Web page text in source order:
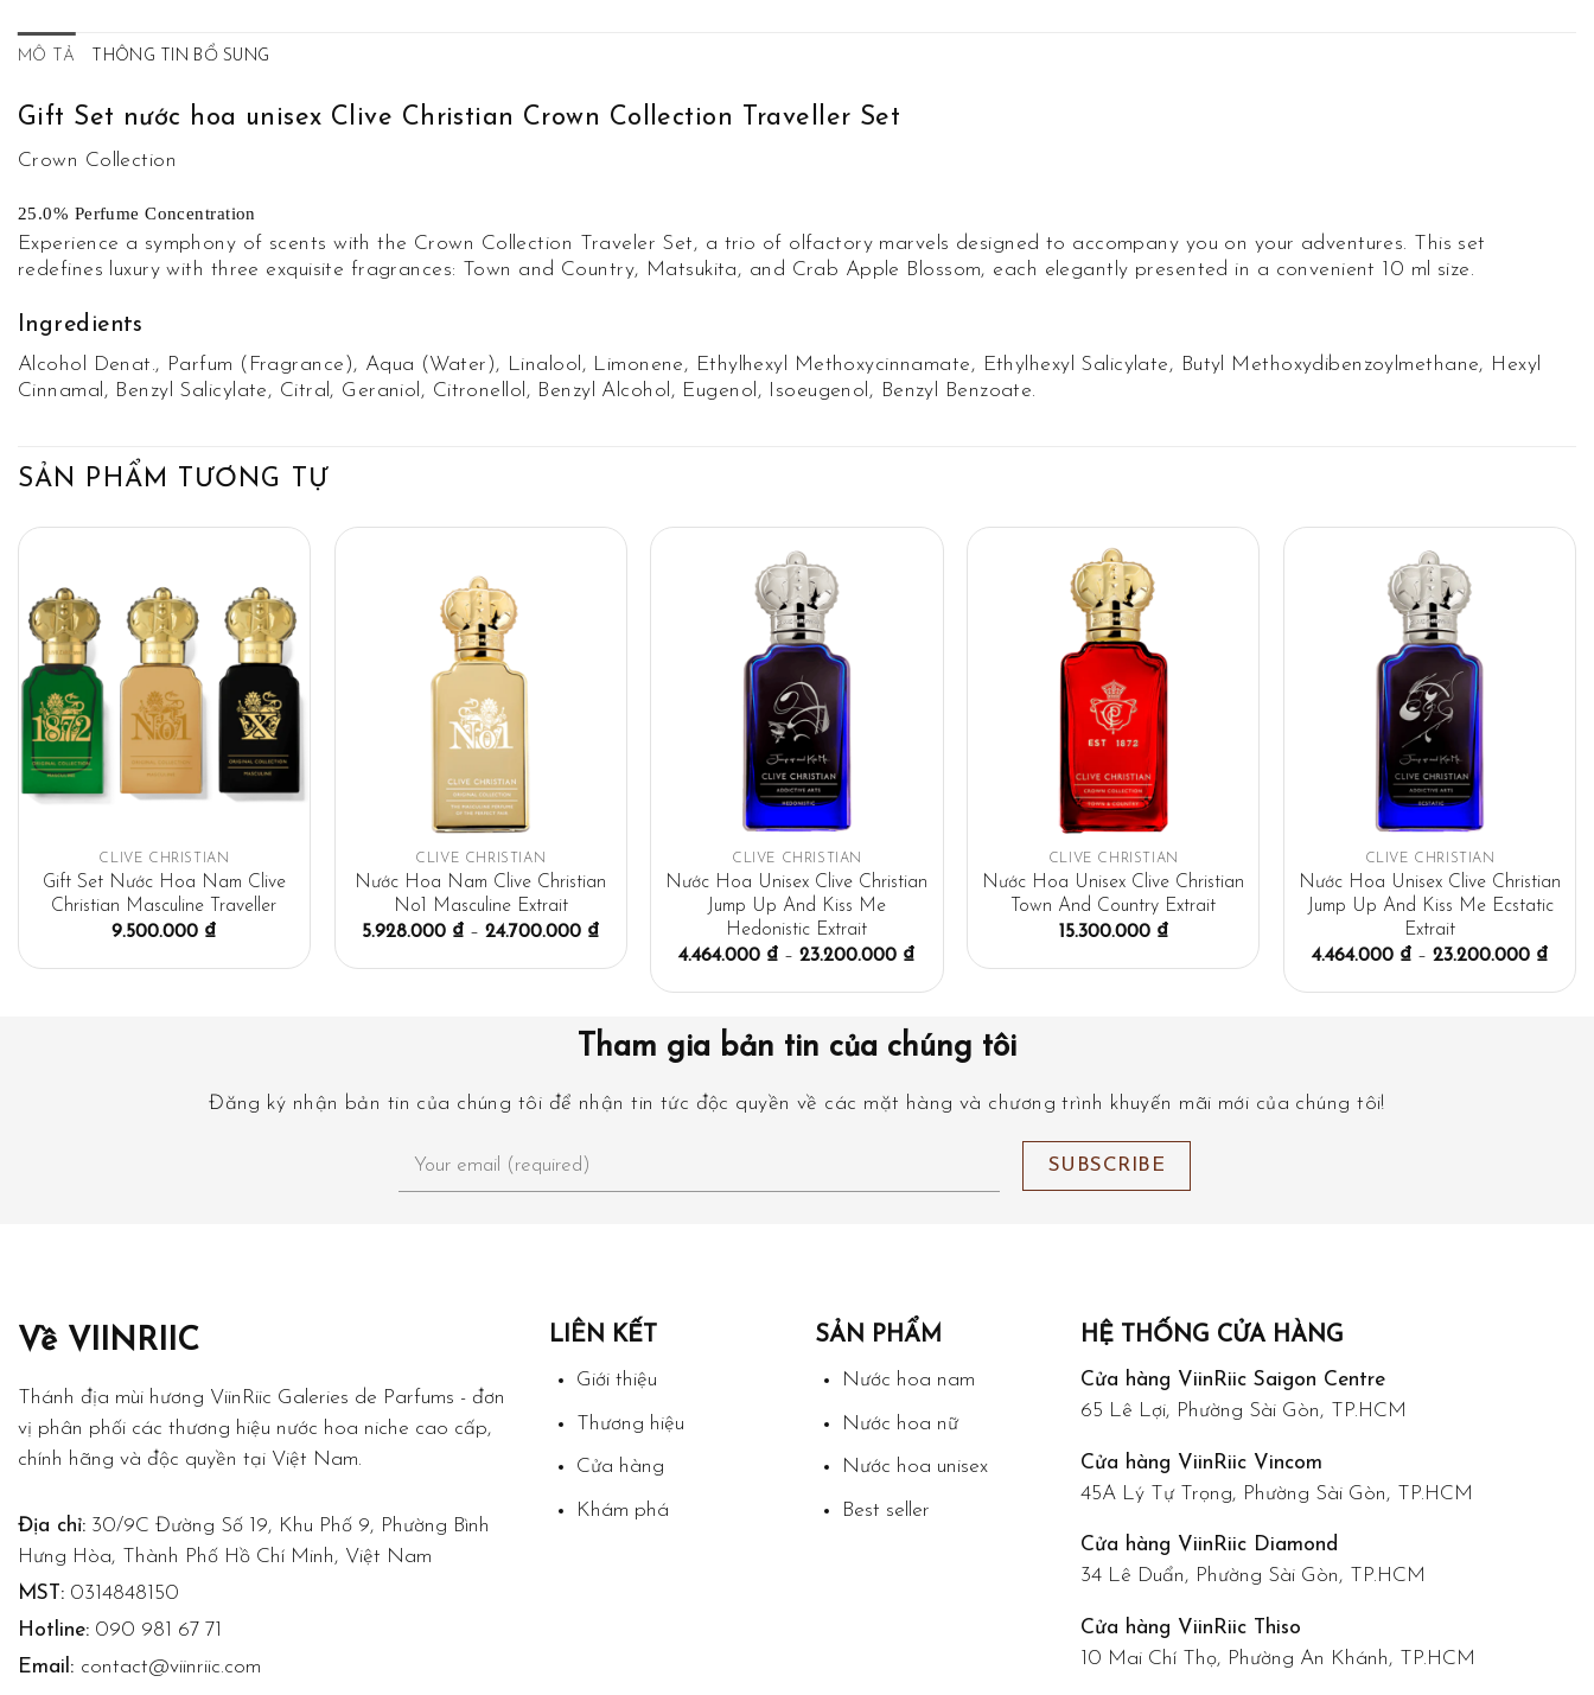
MÔ TẢ THÔNG TIN BỔ SUNG
Gift Set nước hoa unisex Clive Christian Crown Collection Traveller Set
Crown Collection
25.0% Perfume Concentration
Experience a symphony of scents with the Crown Collection Traveler Set, a trio of olfactory marvels designed to accompany you on your adventures. This set
redefines luxury with three exquisite fragrances: Town and Country, Matsukita, and Crab Apple Blossom, each elegantly presented in a convenient 10 ml size.
Ingredients
Alcohol Denat., Parfum (Fragrance), Aqua (Water), Linalool, Limonene, Ethylhexyl Methoxycinnamate, Ethylhexyl Salicylate, Butyl Methoxydibenzoylmethane, Hexyl
Cinnamal, Benzyl Salicylate, Citral, Geraniol, Citronellol, Benzyl Alcohol, Eugenol, Isoeugenol, Benzyl Benzoate.
SẢN PHẨM TƯƠNG TỰ
CLIVE CHRISTIAN
Gift Set Nước Hoa Nam Clive
Christian Masculine Traveller
9.500.000 ₫
CLIVE CHRISTIAN
Nước Hoa Nam Clive Christian
No1 Masculine Extrait
5.928.000 ₫ –24.700.000 ₫
CLIVE CHRISTIAN
Nước Hoa Unisex Clive Christian
Jump Up And Kiss Me
Hedonistic Extrait
4.464.000 ₫ –23.200.000 ₫
CLIVE CHRISTIAN
Nước Hoa Unisex Clive Christian
Town And Country Extrait
15.300.000 ₫
CLIVE CHRISTIAN
Nước Hoa Unisex Clive Christian
Jump Up And Kiss Me Ecstatic
Extrait
4.464.000 ₫ –23.200.000 ₫
Tham gia bản tin của chúng tôi
Đăng ký nhận bản tin của chúng tôi để nhận tin tức độc quyền về các mặt hàng và chương trình khuyến mãi mới của chúng tôi!
Về VIINRIIC
Thánh địa mùi hương ViinRiic Galeries de Parfums - đơn
vị phân phối các thương hiệu nước hoa niche cao cấp,
chính hãng và độc quyền tại Việt Nam.
Địa chỉ: 30/9C Đường Số 19, Khu Phố 9, Phường Bình
Hưng Hòa, Thành Phố Hồ Chí Minh, Việt Nam
MST: 0314848150
Hotline: 090 981 67 71
Email: contact@viinriic.com
LIÊN KẾT
Giới thiệu
Thương hiệu
Cửa hàng
Khám phá
SẢN PHẨM
Nước hoa nam
Nước hoa nữ
Nước hoa unisex
Best seller
HỆ THỐNG CỬA HÀNG
Cửa hàng ViinRiic Saigon Centre
65 Lê Lợi, Phường Sài Gòn, TP.HCM
Cửa hàng ViinRiic Vincom
45A Lý Tự Trọng, Phường Sài Gòn, TP.HCM
Cửa hàng ViinRiic Diamond
34 Lê Duẩn, Phường Sài Gòn, TP.HCM
Cửa hàng ViinRiic Thiso
10 Mai Chí Thọ, Phường An Khánh, TP.HCM